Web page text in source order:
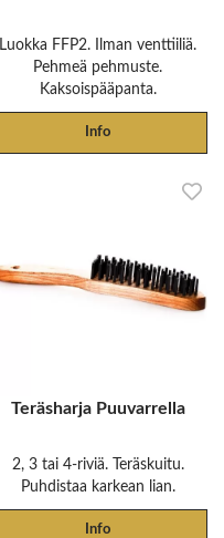
Luokka FFP2. Ilman venttiiliä.
Pehmeä pehmuste.
Kaksoispääpanta.
Info
Teräsharja Puuvarrella
2, 3 tai 4-riviä. Teräskuitu.
Puhdistaa karkean lian.
Info